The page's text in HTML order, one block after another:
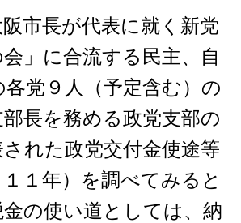
市長が代表に就く新党
会」に合流する民主、自
党９人（予定含む）の
長を務める政党支部の
された政党交付金使途等
１年）を調べてみると
の使い道としては、納